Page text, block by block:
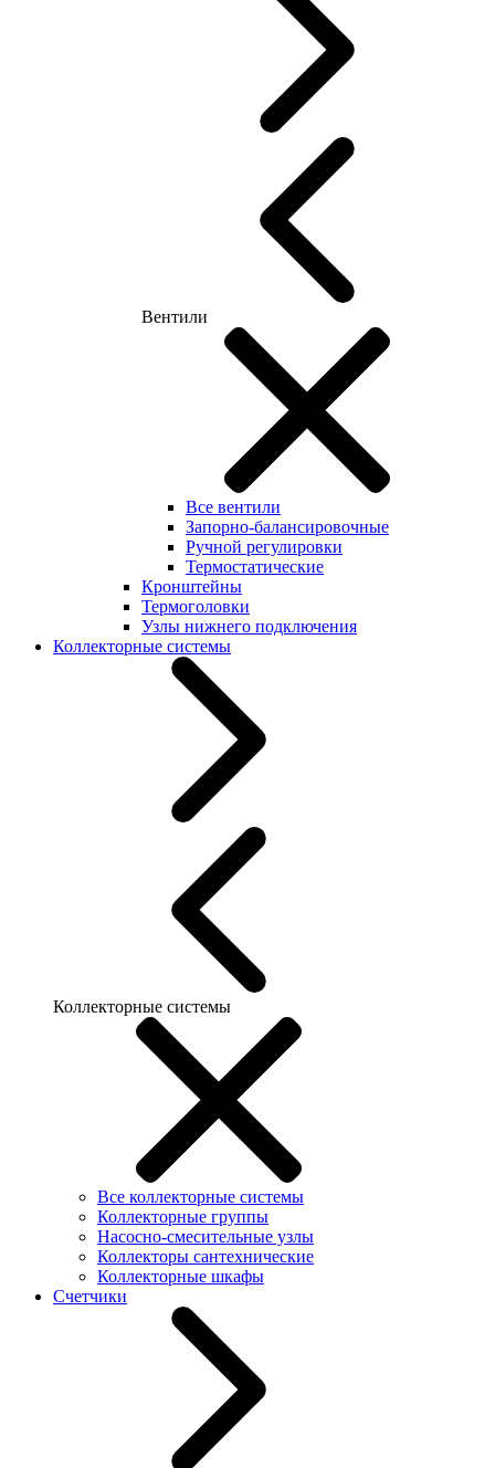
Вентили
Все вентили
Запорно-балансировочные
Ручной регулировки
Термостатические
Кронштейны
Термоголовки
Узлы нижнего подключения
Коллекторные системы
Коллекторные системы
Все коллекторные системы
Коллекторные группы
Насосно-смесительные узлы
Коллекторы сантехнические
Коллекторные шкафы
Счетчики